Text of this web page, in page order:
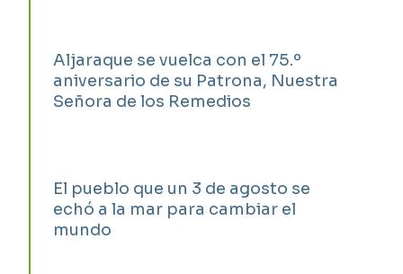
Aljaraque se vuelca con el 75.º
aniversario de su Patrona, Nuestra
Señora de los Remedios
El pueblo que un 3 de agosto se
echó a la mar para cambiar el
mundo